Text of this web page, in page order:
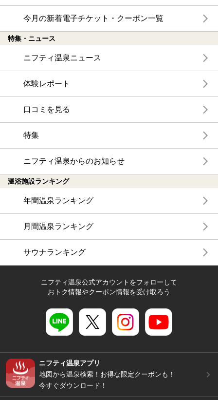
今月の新着電子チケット・クーポン一覧
特集・ニュース
ニフティ温泉ニュース
体験レポート
口コミを見る
特集
ニフティ温泉からのお知らせ
温浴施設ランキング
年間温泉ランキング
月間温泉ランキング
サウナランキング
ニフティ温泉公式アカウントをフォローして
おトク情報やクーポン情報を受け取ろう
ニフティ温泉アプリ
地図から温泉検索！お得な限定クーポンも！
今すぐダウンロード！